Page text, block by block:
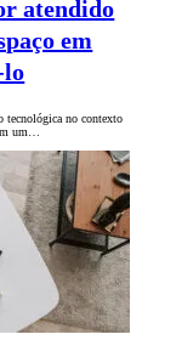
atendido
em
lo
tecnológica no contexto
um…